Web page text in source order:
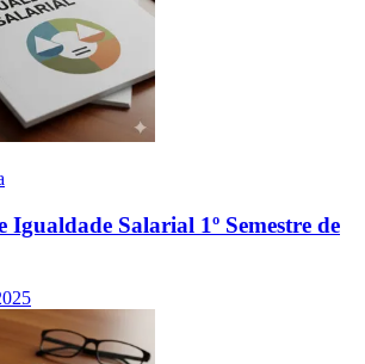
Igualdade Salarial 1º Semestre de